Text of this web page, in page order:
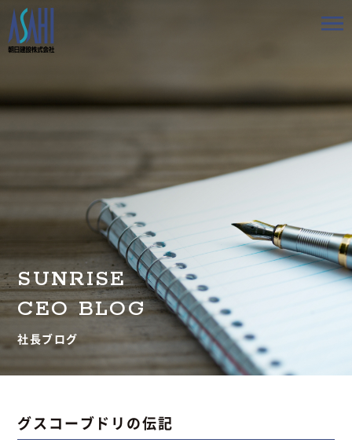
私たちの想いと強み
会社情報
お知らせ
SUNRISE
CEO BLOG
社長ブログ
グスコーブドリの伝記